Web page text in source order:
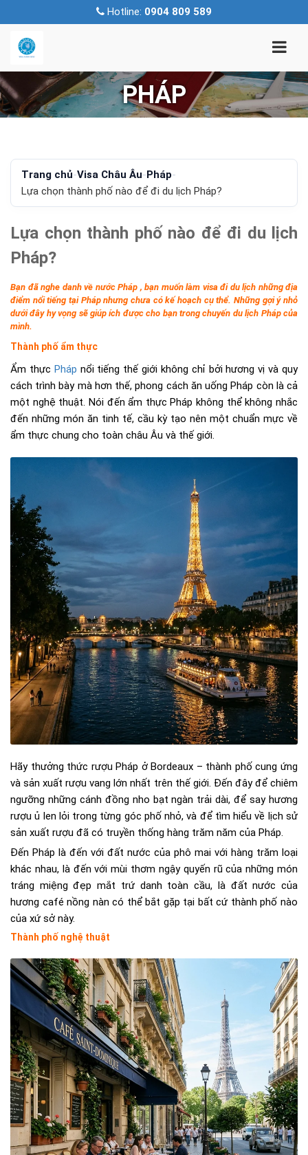
Hotline: 0904 809 589
PHÁP
Trang chủ-Visa Châu Âu- Pháp-
Lựa chọn thành phố nào để đi du lịch Pháp?
Lựa chọn thành phố nào để đi du lịch
Pháp?
Bạn đã nghe danh về nước Pháp , bạn muốn làm visa đi du lịch những địa
điểm nổi tiếng tại Pháp nhưng chưa có kế hoạch cụ thể. Những gợi ý nhỏ
dưới đây hy vọng sẽ giúp ích được cho bạn trong chuyến du lịch Pháp của
mình.
Thành phố ẩm thực
Ẩm thực Pháp nổi tiếng thế giới không chỉ bởi hương vị và quy
cách trình bày mà hơn thế, phong cách ăn uống Pháp còn là cả
một nghệ thuật. Nói đến ẩm thực Pháp không thể không nhắc
đến những món ăn tinh tế, cầu kỳ tạo nên một chuẩn mực về
ẩm thực chung cho toàn châu Âu và thế giới.
Hãy thưởng thức rượu Pháp ở Bordeaux – thành phố cung ứng
và sản xuất rượu vang lớn nhất trên thế giới. Đến đây để chiêm
ngưỡng những cánh đồng nho bạt ngàn trải dài, để say hương
rượu ủ len lỏi trong từng góc phố nhỏ, và để tìm hiểu về lịch sử
sản xuất rượu đã có truyền thống hàng trăm năm của Pháp.
Đến Pháp là đến với đất nước của phô mai với hàng trăm loại
khác nhau, là đến với mùi thơm ngậy quyến rũ của những món
tráng miệng đẹp mắt trứ danh toàn cầu, là đất nước của
hương café nồng nàn có thể bắt gặp tại bất cứ thành phố nào
của xứ sở này.
Thành phố nghệ thuật